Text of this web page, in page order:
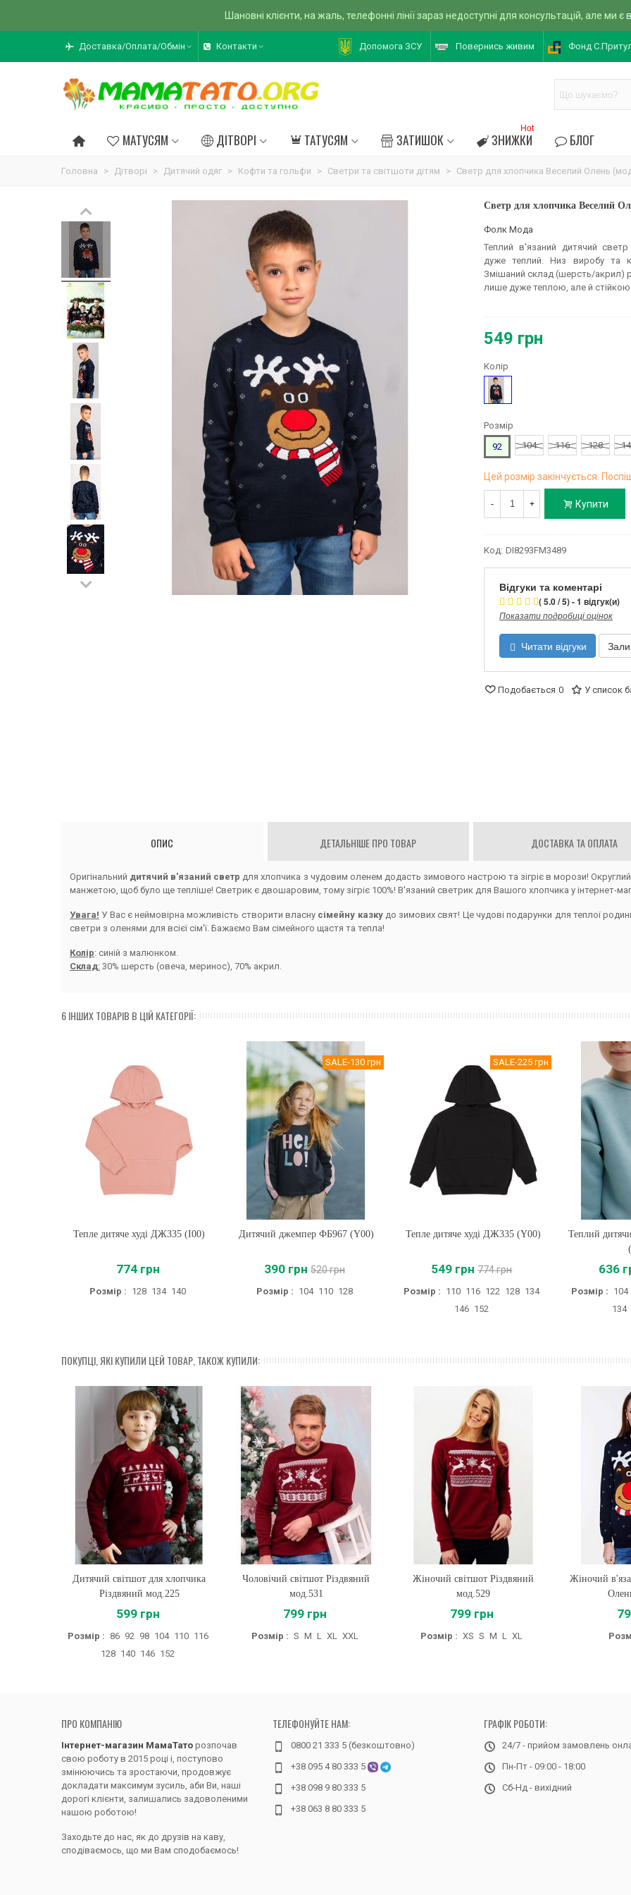
Шановні клієнти, на жаль, телефонні лінії зараз недоступні для консультацій, але ми є
Доставка/Оплата/Обмін Контакти Допомога ЗСУ Повернись живим Фонд
МАТУСЯМ ДІТВОРІ ТАТУСЯМ ЗАТИШОК ЗНИЖКИ
Hot
БЛОГ
Головна > Дітворі > Дитячий одяг > Кофти та гольфи > Светри та світшоти дітям > Светр для хлопчика Веселий Олень
Светр для хлопчика Веселий
Фолк Мода
Теплий в'язаний дитячий
дуже теплий. Низ виробу та
Змішаний склад (шерсть/акрил)
лише дуже теплою, але й
549 грн
Колір
Синій
Розмір
92
104 116 128
Цей розмір закінчується.
- + Купити
Код: DI8293FM3489
Відгуки та коментарі
( 5.0 / 5) - 1 відгук(и)
Показати подробиці оцінок
Читати відгуки
Подобається 0 У список
ОПИС ДЕТАЛЬНІШЕ ПРО ТОВАР ДОСТАВКА ТА ОПЛАТА
Оригінальний дитячий в'язаний светр для хлопчика з чудовим оленем додасть зимового настрою та зігріє в морози!
манжетою, щоб було ще тепліше! Светрик є двошаровим, тому зігріє 100%! В'язаний светрик для Вашого хлопчика у інтернет-
Увага! У Вас є неймовірна можливість створити власну сімейну казкудо зимових свят! Це чудові подарунки для теплої
светри з оленями для всієї сім'ї. Бажаємо Вам сімейного щастя та тепла!
Колір: синій з малюнком.
Склад: 30% шерсть (овеча, меринос), 70% акрил.
6 ІНШИХ ТОВАРІВ В ЦІЙ КАТЕГОРІЇ:
Купити
Тепле дитяче худі ДЖ335 (I00)
774 грн
Розмір : 128 134 140
SALE-130 грн
Купити
Дитячий джемпер ФБ967 (Y00)
390 грн 520 грн
Розмір : 104 110 128
SALE-225 грн
Купити
Тепле дитяче худі ДЖ335 (Y00)
549 грн 774 грн
Розмір : 110 116 122 128 134
146 152
Теплий
636
Розмір : 104
134
ПОКУПЦІ, ЯКІ КУПИЛИ ЦЕЙ ТОВАР, ТАКОЖ КУПИЛИ:
Купити
Дитячий світшот для хлопчика
Різдвяний мод.225
599 грн
Розмір : 86 92 98 104 110 116
128 140 146 152
Купити
Чоловічий світшот Різдвяний
мод.531
799 грн
Розмір : S M L XL XXL
Купити
Жіночий світшот Різдвяний
мод.529
799 грн
Розмір : XS S M L XL
Жіночий
ПРО КОМПАНІЮ
Інтернет-магазин МамаТато розпочав
свою роботу в 2015 році і, поступово
змінюючись та зростаючи, продовжує
докладати максимум зусиль, аби Ви, наші
дорогі клієнти, залишались задоволеними
нашою роботою!
Заходьте до нас, як до друзів на каву,
сподіваємось, що ми Вам сподобаємось!
ТЕЛЕФОНУЙТЕ НАМ:
0800 21 333 5 (безкоштовно)
+38 095 4 80 333 5
+38 098 9 80 333 5
+38 063 8 80 333 5
ГРАФІК РОБОТИ:
24/7 - прийом замовлень
Пн-Пт - 09:00 - 18:00
Сб-Нд - вихідний